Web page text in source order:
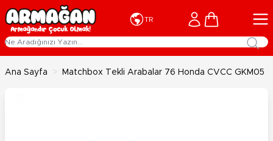
İçeriğe geç
TR Cart
Ana Sayfa > Matchbox Tekli Arabalar 76 Honda CVCC GKM05